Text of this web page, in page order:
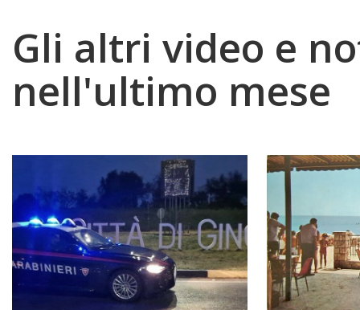
Gli altri video e
nell'ultimo mese